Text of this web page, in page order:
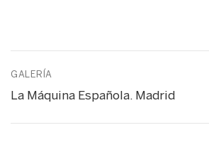
GALERÍA
La Máquina Española. Madrid